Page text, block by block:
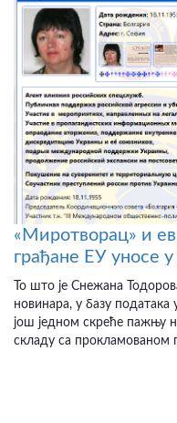
«Миротворац» и
грађане ЕУ уносе
То што је Снежана
новинара, у базу података
још једном скреће пажњу
складу са прокламованом